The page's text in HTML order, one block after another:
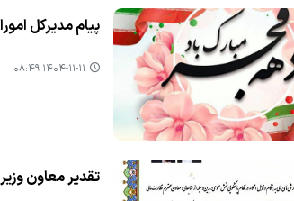
پیام مدیرکل
۱۴۰۴-۱۱-۱۱ ۰۸:۴۹
تقدیر معاون